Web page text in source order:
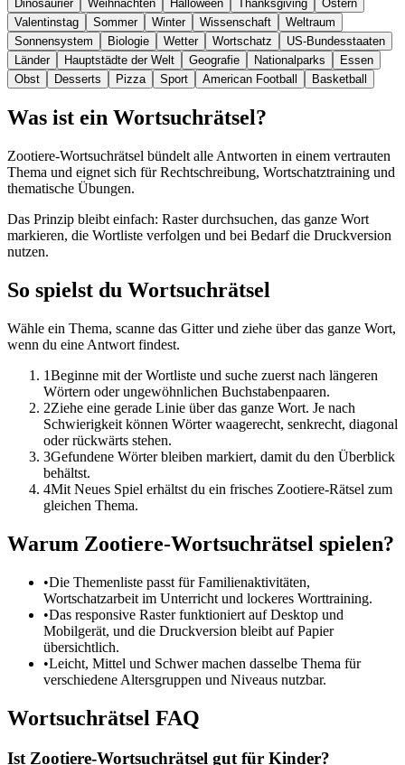
Dinosaurier Weihnachten Halloween Thanksgiving
Ostern
Valentinstag
Sommer Winter Wissenschaft
Weltraum
Sonnensystem
Biologie Wetter Wortschatz
US-Bundesstaaten
Länder
Hauptstädte der Welt Geografie Nationalparks
Essen
Obst
Desserts Pizza Sport American Football Basketball
Was ist ein Wortsuchrätsel?
Zootiere-Wortsuchrätsel bündelt alle Antworten in einem vertrauten
Thema und eignet sich für Rechtschreibung, Wortschatztraining und
thematische Übungen.
Das Prinzip bleibt einfach: Raster durchsuchen, das ganze Wort
markieren, die Wortliste verfolgen und bei Bedarf die Druckversion
nutzen.
So spielst du Wortsuchrätsel
Wähle ein Thema, scanne das Gitter und ziehe über das ganze Wort,
wenn du eine Antwort findest.
1Beginne mit der Wortliste und suche zuerst nach längeren
Wörtern oder ungewöhnlichen Buchstabenpaaren.
2Ziehe eine gerade Linie über das ganze Wort. Je nach
Schwierigkeit können Wörter waagerecht, senkrecht, diagonal
oder rückwärts stehen.
3Gefundene Wörter bleiben markiert, damit du den Überblick
behältst.
4Mit Neues Spiel erhältst du ein frisches Zootiere-Rätsel zum
gleichen Thema.
Warum Zootiere-Wortsuchrätsel spielen?
•Die Themenliste passt für Familienaktivitäten,
Wortschatzarbeit im Unterricht und lockeres Worttraining.
•Das responsive Raster funktioniert auf Desktop und
Mobilgerät, und die Druckversion bleibt auf Papier
übersichtlich.
•Leicht, Mittel und Schwer machen dasselbe Thema für
verschiedene Altersgruppen und Niveaus nutzbar.
Wortsuchrätsel FAQ
Ist Zootiere-Wortsuchrätsel gut für Kinder?